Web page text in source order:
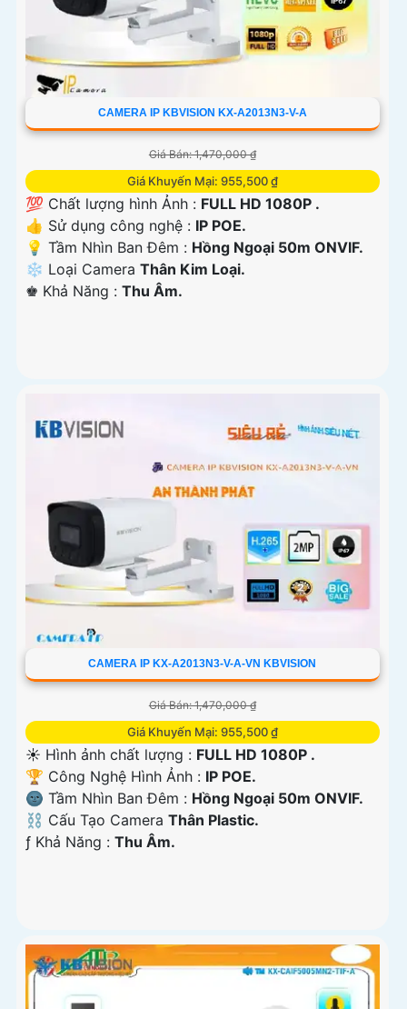
CAMERA IP KBVISION KX-A2013N3-V-A
Giá Bán: 1,470,000 ₫
Giá Khuyến Mại: 955,500 ₫
💯 Chất lượng hình Ảnh : FULL HD 1080P .
👍 Sử dụng công nghệ : IP POE.
💡 Tầm Nhìn Ban Đêm : Hồng Ngoại 50m ONVIF.
❄ Loại Camera Thân Kim Loại.
️♚ Khả Năng : Thu Âm.
CAMERA IP KX-A2013N3-V-A-VN KBVISION
Giá Bán: 1,470,000 ₫
Giá Khuyến Mại: 955,500 ₫
☀️ Hình ảnh chất lượng : FULL HD 1080P .
🏆 Công Nghệ Hình Ảnh : IP POE.
🌚 Tầm Nhìn Ban Đêm : Hồng Ngoại 50m ONVIF.
⛓ Cấu Tạo Camera Thân Plastic.
️ƒ Khả Năng : Thu Âm.